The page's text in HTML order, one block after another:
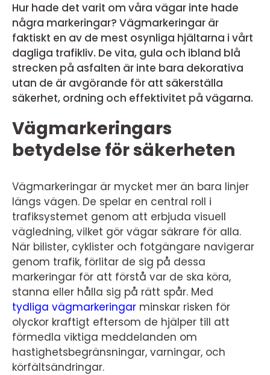
Hur hade det varit om våra vägar inte hade
några markeringar? Vägmarkeringar är
faktiskt en av de mest osynliga hjältarna i vårt
dagliga trafikliv. De vita, gula och ibland blå
strecken på asfalten är inte bara dekorativa
utan de är avgörande för att säkerställa
säkerhet, ordning och effektivitet på vägarna.
Vägmarkeringars
betydelse för säkerheten
Vägmarkeringar är mycket mer än bara linjer
längs vägen. De spelar en central roll i
trafiksystemet genom att erbjuda visuell
vägledning, vilket gör vägar säkrare för alla.
När bilister, cyklister och fotgängare navigerar
genom trafik, förlitar de sig på dessa
markeringar för att förstå var de ska köra,
stanna eller hålla sig på rätt spår. Med
tydliga vägmarkeringar minskar risken för
olyckor kraftigt eftersom de hjälper till att
förmedla viktiga meddelanden om
hastighetsbegränsningar, varningar, och
körfältsändringar.